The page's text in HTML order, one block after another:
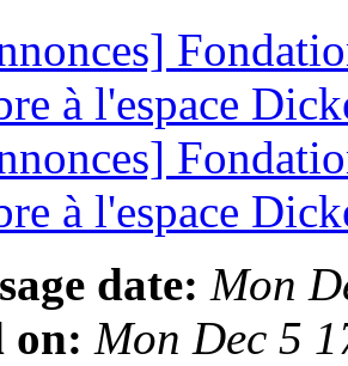
à l'espace
à l'espace
date: Mon
on: Mon Dec 5